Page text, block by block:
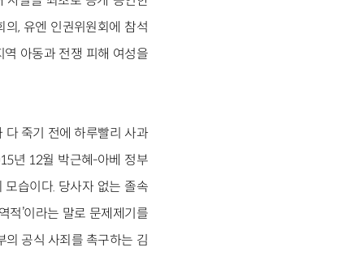
, 유엔 인권위원회에 참석
아동과 전쟁 피해 여성을
다 죽기 전에 하루빨리 사과
년 12월 박근혜-아베 정부
모습이다. 당사자 없는 졸속
적’이라는 말로 문제제기를
의 공식 사죄를 촉구하는 김